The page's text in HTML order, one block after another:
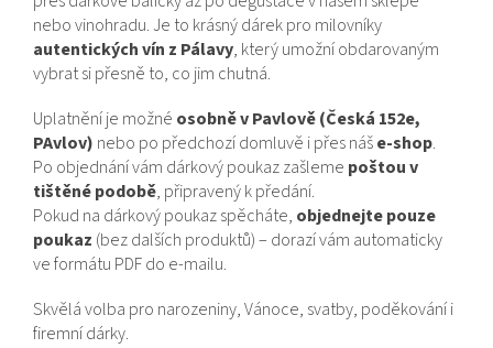
nebo vinohradu. Je to krásný dárek pro milovníky
autentických vín z Pálavy, který umožní obdarovaným
vybrat si přesně to, co jim chutná.
Uplatnění je možné osobně v Pavlově (Česká 152e,
PAvlov) nebo po předchozí domluvě i přes náše-shop.
Po objednání vám dárkový poukaz zašleme poštou v
tištěné podobě, připravený k předání.
Pokud na dárkový poukaz spěcháte, objednejte pouze
poukaz (bez dalších produktů) – dorazí vám automaticky
ve formátu PDF do e-mailu.
Skvělá volba pro narozeniny, Vánoce, svatby, poděkování i
firemní dárky.